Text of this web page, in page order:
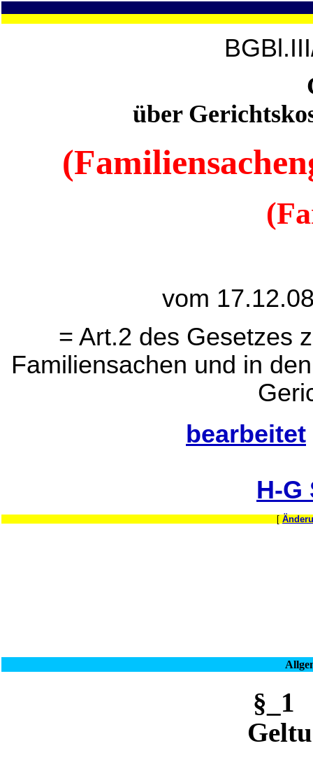
über
vom
= Art.2 des Gesetzes
Familiensachen und in
bearbeitet
H-G
[
§_1